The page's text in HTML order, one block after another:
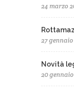
24 marzo
27 gennaio
Novità
20